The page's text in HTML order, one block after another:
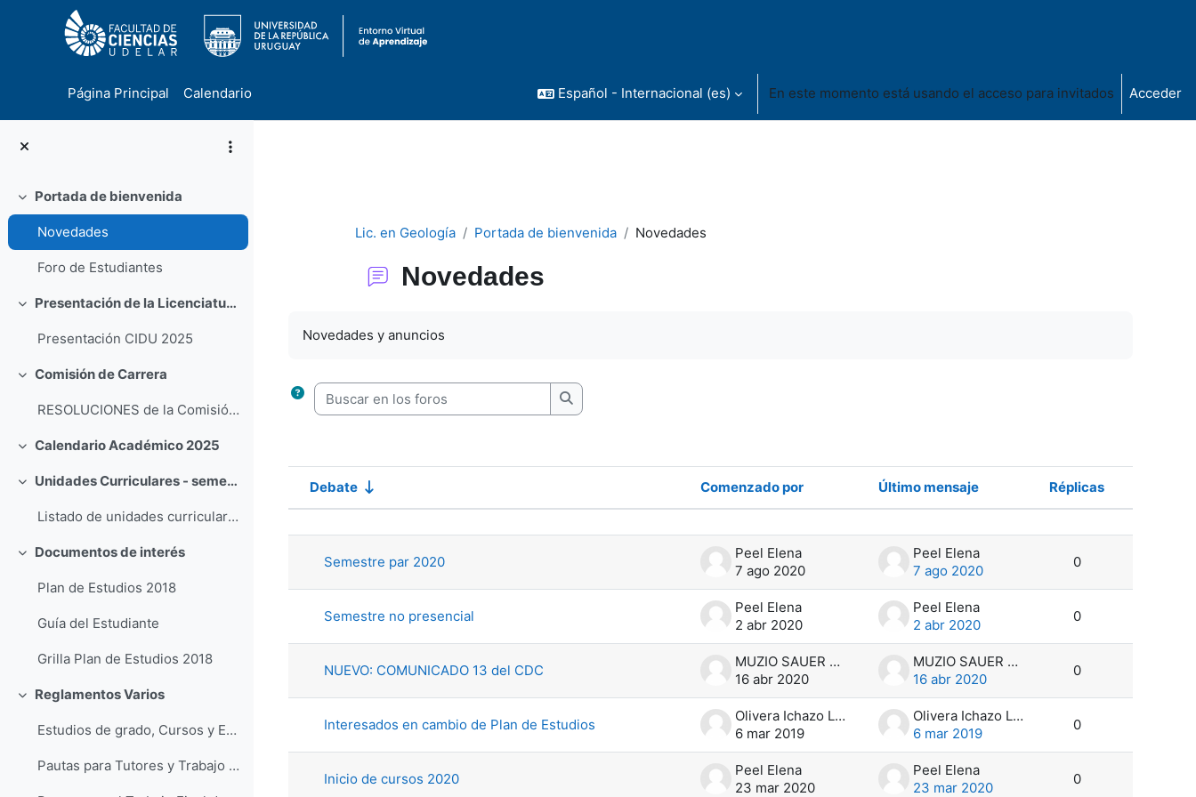
Página Principal Calendario Español - Internacional ‎(es)‎ En este momento está usando el acceso para invitados Acceder
Colapsar
Portada de bienvenida
Novedades
Foro de Estudiantes
Colapsar Presentación de la Licenciatura en Geología
Presentación CIDU 2025
Colapsar
Comisión de Carrera
RESOLUCIONES de la Comisión de Carrera (click aquí)
Colapsar
Calendario Académico 2025
Colapsar Unidades Curriculares - semestre impar 2026
Listado de unidades curriculares disponibles para la Licenciatura en Geología en el semestre impar 2026.
Colapsar
Documentos de interés
Plan de Estudios 2018
Guía del Estudiante
Grilla Plan de Estudios 2018
Colapsar
Reglamentos Varios
Estudios de grado, Cursos y Exámenes
Pautas para Tutores y Trabajo Final de la Licenciatura en Geología
Lic. en Geología Portada de bienvenida Novedades
Novedades
Novedades y anuncios
Buscar en los foros
Buscar en los foros
Estado
Debate Comenzado por Último mensaje
Réplicas
Acciones
Semestre par 2020
Peel Elena
7 ago 2020
Peel Elena
7 ago 2020
0
Semestre no presencial
Peel Elena
2 abr 2020
Peel Elena
2 abr 2020
0
NUEVO: COMUNICADO 13 del CDC
MUZIO SAUER Rossana
16 abr 2020
MUZIO SAUER Rossana
16 abr 2020
0
Interesados en cambio de Plan de Estudios
Olivera Ichazo Lucia
6 mar 2019
Olivera Ichazo Lucia
6 mar 2019
0
Inicio de cursos 2020
Peel Elena
23 mar 2020
Peel Elena
23 mar 2020
0